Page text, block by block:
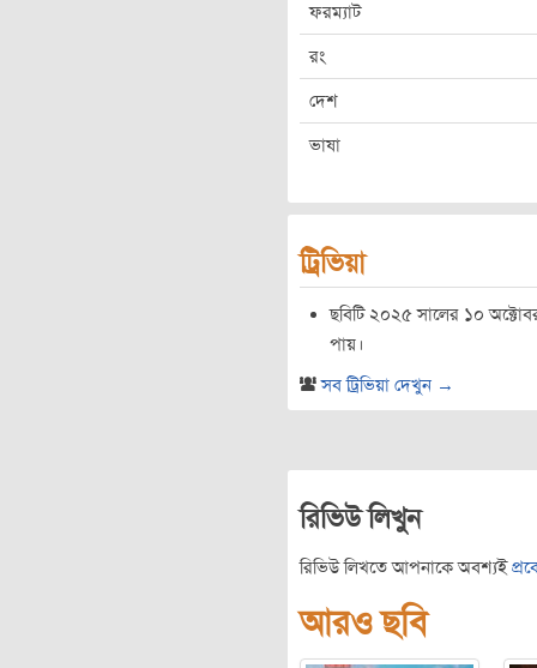
ফরম্যাট
রং
দেশ
ভাষা
ট্রিভিয়া
ছবিটি ২০২৫ সালের ১০ অক্টোবর
পায়।
সব ট্রিভিয়া দেখুন →
রিভিউ লিখুন
রিভিউ লিখতে আপনাকে অবশ্যই
আরও ছবি